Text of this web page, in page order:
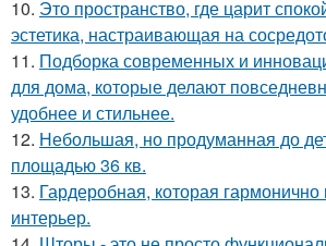
10. Это пространство, где царит
эстетика, настраивающая на
11. Подборка современных и
для дома, которые делают
удобнее и стильнее.
12. Небольшая, но продуманная до
площадью 36 кв.
13. Гардеробная, которая
интерьер.